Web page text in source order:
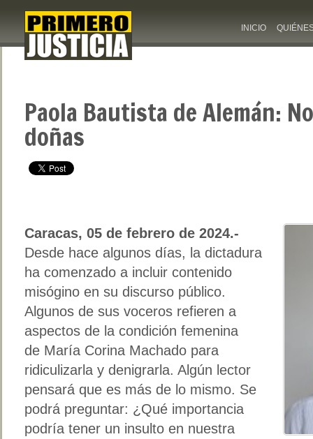
INICIO
Paola Bautista de Alemán:
doñas
Caracas, 05 de febrero de 2024.-
Desde hace algunos días, la dictadura
ha comenzado a incluir contenido
misógino en su discurso público.
Algunos de sus voceros refieren a
aspectos de la condición femenina
de María Corina Machado para
ridiculizarla y denigrarla. Algún lector
pensará que es más de lo mismo. Se
podrá preguntar: ¿Qué importancia
podría tener un insulto en nuestra